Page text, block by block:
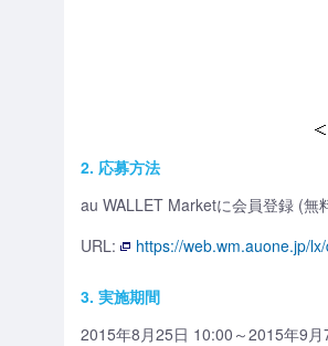
2. 応募方法
au WALLET Marketに会員登録 (無
URL:
https://web.wm.auone.jp/
3. 実施期間
2015年8月25日 10:00～2015年9月